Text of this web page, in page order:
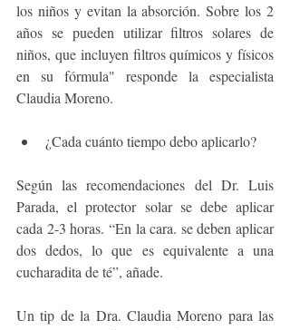
los niños y evitan la absorción. Sobre los 2
años se pueden utilizar filtros solares de
niños, que incluyen filtros químicos y físicos
en su fórmula" responde la especialista
Claudia Moreno.
¿Cada cuánto tiempo debo aplicarlo?
Según las recomendaciones del Dr. Luis
Parada, el protector solar se debe aplicar
cada 2-3 horas. “En la cara. se deben aplicar
dos dedos, lo que es equivalente a una
cucharadita de té”, añade.
Un tip de la Dra. Claudia Moreno para las